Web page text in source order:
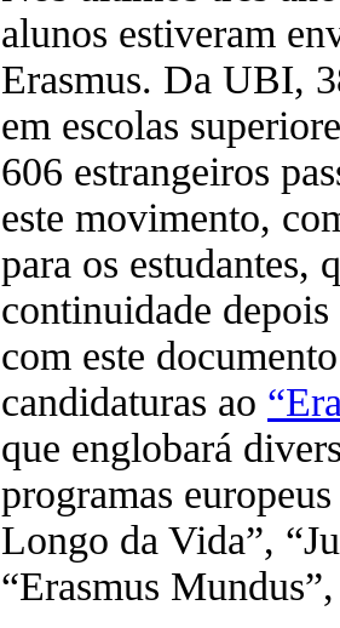
alunos estiveram
Erasmus. Da UBI,
em escolas
606 estrangeiros
este movimento,
para os estudantes,
continuidade
com este
candidaturas ao
que englobará
programas
Longo da Vida”,
“Erasmus